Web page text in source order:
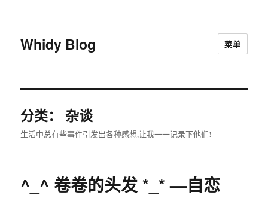
Whidy Blog 菜单
分类： 杂谈
生活中总有些事件引发出各种感想,让我一一记录下他们!
^_^ 卷卷的头发 *_* —自恋